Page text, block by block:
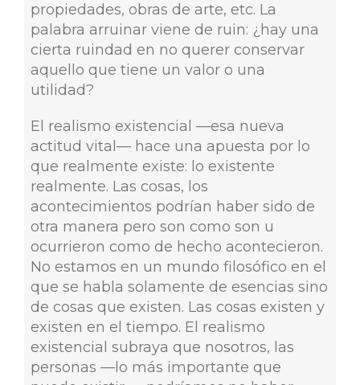
propiedades, obras de arte, etc. La
palabra arruinar viene de ruin: ¿hay una
cierta ruindad en no querer conservar
aquello que tiene un valor o una
utilidad?
El realismo existencial —esa nueva
actitud vital— hace una apuesta por lo
que realmente existe: lo existente
realmente. Las cosas, los
acontecimientos podrían haber sido de
otra manera pero son como son u
ocurrieron como de hecho acontecieron.
No estamos en un mundo filosófico en el
que se habla solamente de esencias sino
de cosas que existen. Las cosas existen y
existen en el tiempo. El realismo
existencial subraya que nosotros, las
personas —lo más importante que